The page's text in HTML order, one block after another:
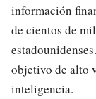
información
de cientos de
objetivo de alto
inteligencia.